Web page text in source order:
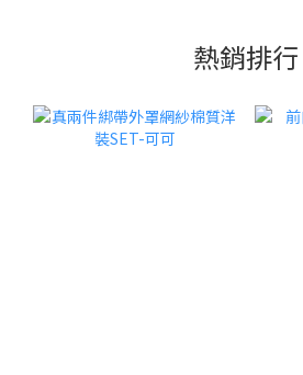
熱銷排行